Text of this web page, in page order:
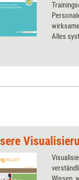
Alles